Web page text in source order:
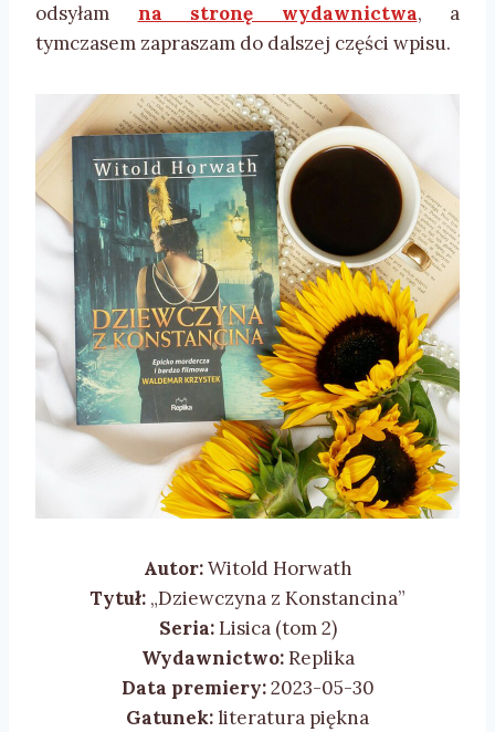
odsyłam na stronę wydawnictwa, a
tymczasem zapraszam do dalszej części wpisu.
Autor:Witold Horwath
Tytuł: „Dziewczyna z Konstancina”
Seria:Lisica (tom 2)
Wydawnictwo:Replika
Data premiery:2023-05-30
Gatunek:literatura piękna